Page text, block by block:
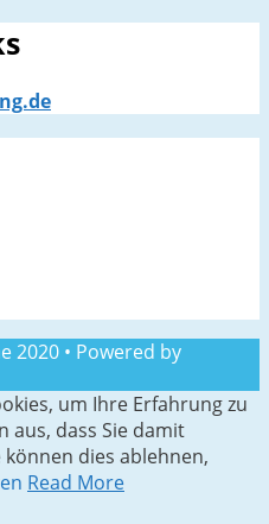
2020 • Powered by
um Ihre Erfahrung zu
aus, dass Sie damit
dies ablehnen,
Read More